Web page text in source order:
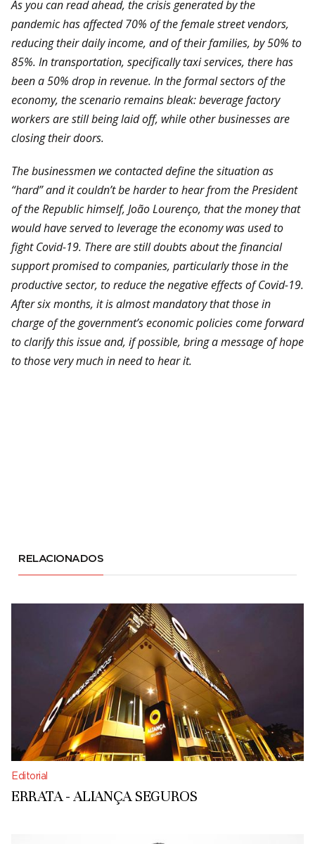
As you can read ahead, the crisis generated by the
pandemic has affected 70% of the female street vendors,
reducing their daily income, and of their families, by 50% to
85%. In transportation, specifically taxi services, there has
been a 50% drop in revenue. In the formal sectors of the
economy, the scenario remains bleak: beverage factory
workers are still being laid off, while other businesses are
closing their doors.
The businessmen we contacted define the situation as
“hard” and it couldn’t be harder to hear from the President
of the Republic himself, João Lourenço, that the money that
would have served to leverage the economy was used to
fight Covid-19. There are still doubts about the financial
support promised to companies, particularly those in the
productive sector, to reduce the negative effects of Covid-19.
After six months, it is almost mandatory that those in
charge of the government’s economic policies come forward
to clarify this issue and, if possible, bring a message of hope
to those very much in need to hear it.
RELACIONADOS
Editorial
ERRATA - ALIANÇA SEGUROS